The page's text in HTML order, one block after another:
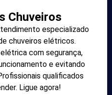
Chuveiros
especializado
chuveiros elétricos.
com segurança,
e evitando
qualificados
Ligue agora!